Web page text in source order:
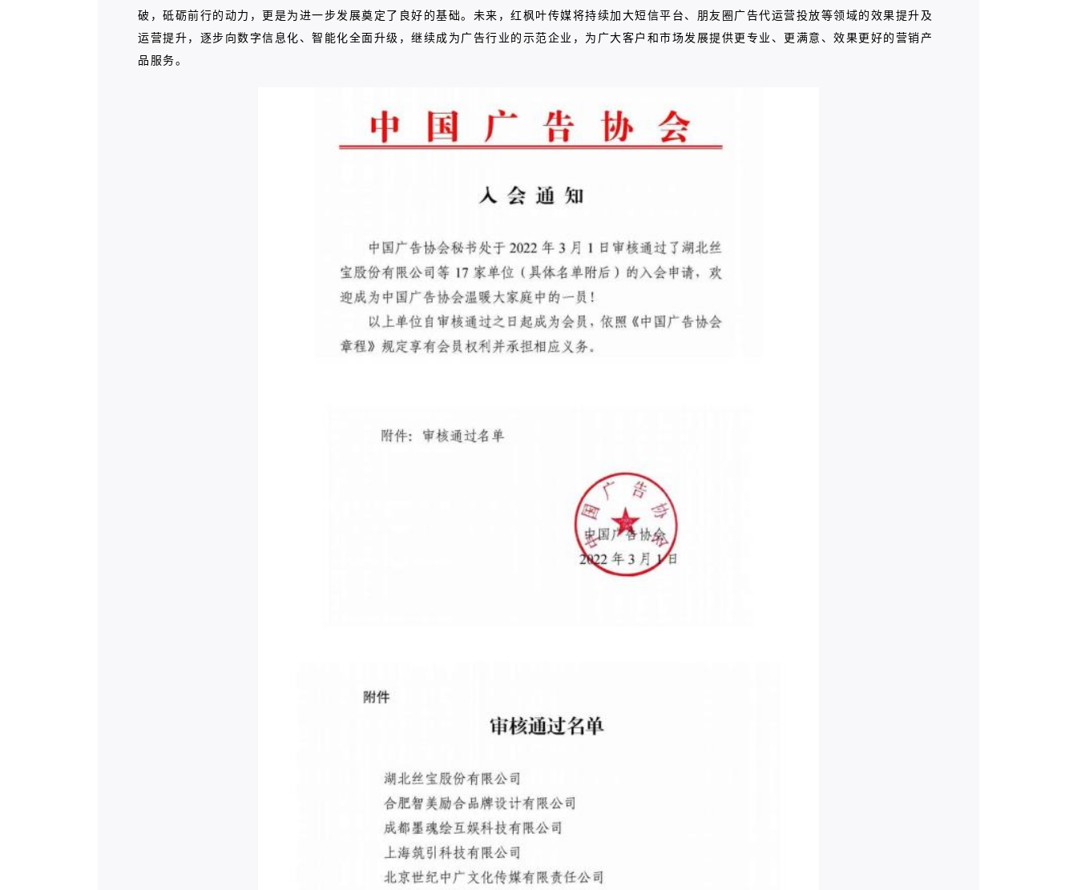
破，砥砺前行的动力，更是为进一步发展奠定了良好的基础。未来，红枫叶传媒将持续加大短信平台、朋友圈广告代运营投放等领域的效果提升及
运营提升，逐步向数字信息化、智能化全面升级，继续成为广告行业的示范企业，为广大客户和市场发展提供更专业、更满意、效果更好的营销产
品服务。